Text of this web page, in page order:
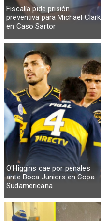
Fiscalía pide prisión
preventiva para Michael Clark
en Caso Sartor
O'Higgins cae por penales
ante Boca Juniors en Copa
Sudamericana